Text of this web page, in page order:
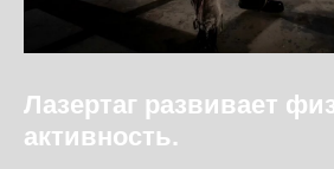
Лазертаг развивает
активность.